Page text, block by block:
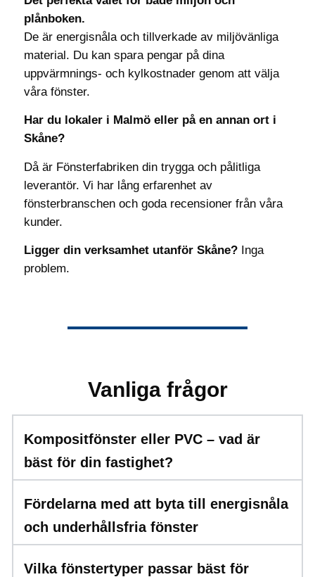
plånboken.
De är energisnåla och tillverkade av miljövänliga
material. Du kan spara pengar på dina
uppvärmnings- och kylkostnader genom att välja
våra fönster.
Har du lokaler i Malmö eller på en annan ort i
Skåne?
Då är Fönsterfabriken din trygga och pålitliga
leverantör. Vi har lång erfarenhet av
fönsterbranschen och goda recensioner från våra
kunder.
Ligger din verksamhet utanför Skåne? Inga
problem.
Vanliga frågor
Kompositfönster eller PVC – vad är
bäst för din fastighet?
Fördelarna med att byta till energisnåla
och underhållsfria fönster
Vilka fönstertyper passar bäst för